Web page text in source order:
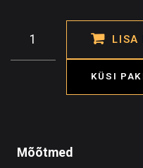
LISA
KÜSI
Mõõtmed